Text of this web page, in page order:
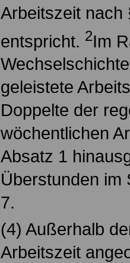
Arbeitszeit nach
entspricht. 2Im
geleistete
Doppelte der
wöchentlichen
Absatz 1
Überstunden im
7.
(4) Außerhalb
Arbeitszeit